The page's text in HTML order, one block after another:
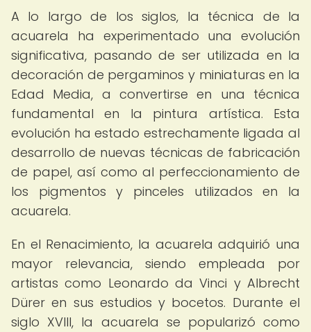
A lo largo de los siglos, la técnica de la
acuarela ha experimentado una evolución
significativa, pasando de ser utilizada en la
decoración de pergaminos y miniaturas en la
Edad Media, a convertirse en una técnica
fundamental en la pintura artística. Esta
evolución ha estado estrechamente ligada al
desarrollo de nuevas técnicas de fabricación
de papel, así como al perfeccionamiento de
los pigmentos y pinceles utilizados en la
acuarela.
En el Renacimiento, la acuarela adquirió una
mayor relevancia, siendo empleada por
artistas como Leonardo da Vinci y Albrecht
Dürer en sus estudios y bocetos. Durante el
siglo XVIII, la acuarela se popularizó como